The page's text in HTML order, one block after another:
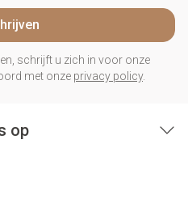
schrijft u zich in voor onze
met onze privacy policy.
op